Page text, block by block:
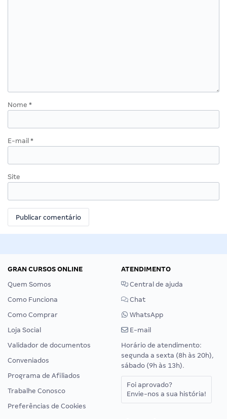
Nome *
E-mail *
Site
GRAN CURSOS ONLINE
Quem Somos
Como Funciona
Como Comprar
Loja Social
Validador de documentos
Conveniados
Programa de Afiliados
Trabalhe Conosco
Preferências de Cookies
ATENDIMENTO
Central de ajuda
Chat
WhatsApp
E-mail
Horário de atendimento:
segunda a sexta (8h às 20h),
sábado (9h às 13h).
Foi aprovado?
Envie-nos a sua história!